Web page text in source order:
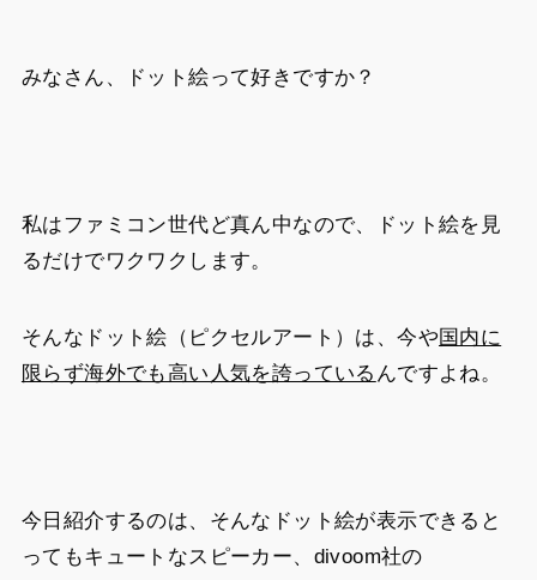
みなさん、ドット絵って好きですか？
私はファミコン世代ど真ん中なので、ドット絵を見
るだけでワクワクします。
そんなドット絵（ピクセルアート）は、今や国内に
限らず海外でも高い人気を誇っている んですよね。
今日紹介するのは、そんな ドット絵が表示できると
ってもキュートなスピーカー、divoom社の